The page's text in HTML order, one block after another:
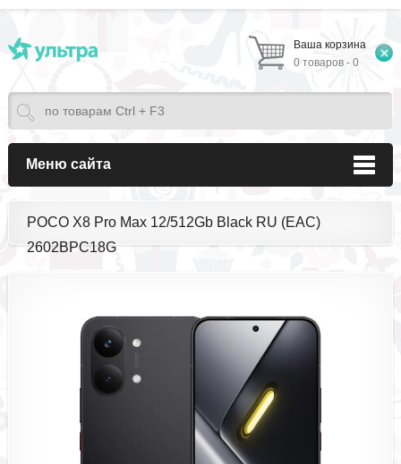
Ваша корзина
0 товаров - 0
Меню сайта
POCO X8 Pro Max 12/512Gb Black RU (EAC)
2602BPC18G